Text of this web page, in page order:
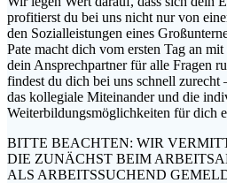
profitierst du bei uns nicht nur von
den Sozialleistungen eines
Pate macht dich vom ersten Tag an
dein Ansprechpartner für alle Fragen
findest du dich bei uns schnell zurecht
das kollegiale Miteinander und die
Weiterbildungsmöglichkeiten für dich
BITTE BEACHTEN: WIR
DIE ZUNÄCHST BEIM
ALS ARBEITSSUCHEND